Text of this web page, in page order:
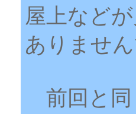
屋上など
ありません
前回と同